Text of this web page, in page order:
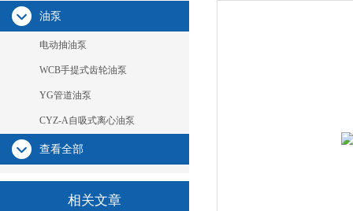
油泵
电动抽油泵
WCB手提式齿轮油泵
YG管道油泵
CYZ-A自吸式离心油泵
查看全部
相关文章